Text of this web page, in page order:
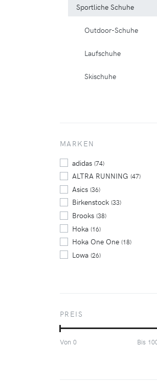
Sportliche Schuhe
Outdoor-Schuhe
Laufschuhe
Skischuhe
MARKEN
adidas (74)
ALTRA RUNNING (47)
Asics (36)
Birkenstock (33)
Brooks (38)
Hoka (16)
Hoka One One (18)
Lowa (26)
On Running
Rossignol
PREIS
Von 0 Bis